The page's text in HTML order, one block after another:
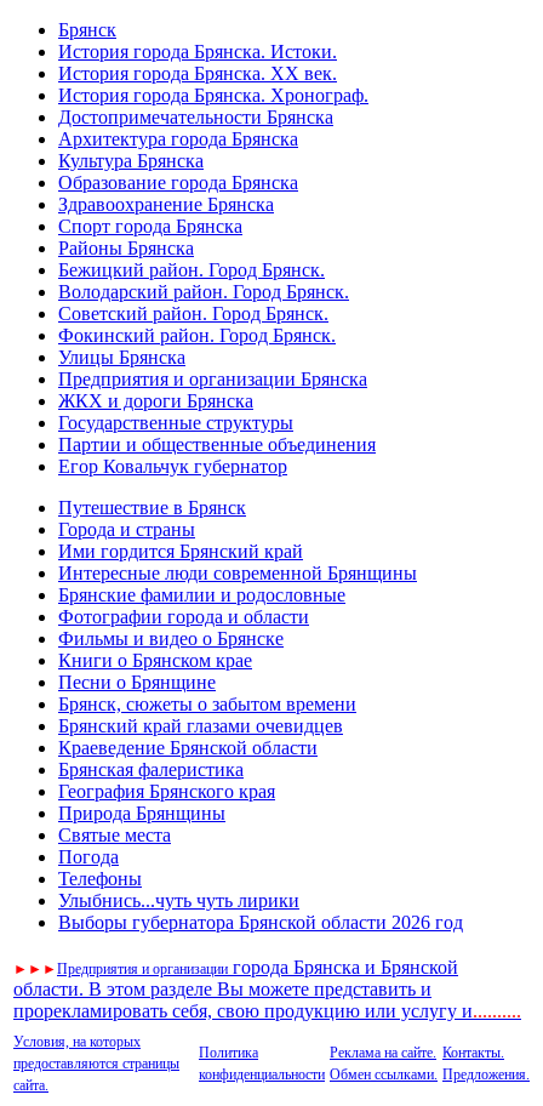
Брянск
История города Брянска. Истоки.
История города Брянска. XX век.
История города Брянска. Хронограф.
Достопримечательности Брянска
Архитектура города Брянска
Культура Брянска
Образование города Брянска
Здравоохранение Брянска
Спорт города Брянска
Районы Брянска
Бежицкий район. Город Брянск.
Володарский район. Город Брянск.
Советский район. Город Брянск.
Фокинский район. Город Брянск.
Улицы Брянска
Предприятия и организации Брянска
ЖКХ и дороги Брянска
Государственные структуры
Партии и общественные объединения
Егор Ковальчук губернатор
Путешествие в Брянск
Города и страны
Ими гордится Брянский край
Интересные люди современной Брянщины
Брянские фамилии и родословные
Фотографии города и области
Фильмы и видео о Брянске
Книги о Брянском крае
Песни о Брянщине
Брянск, сюжеты о забытом времени
Брянский край глазами очевидцев
Краеведение Брянской области
Брянская фалеристика
География Брянского края
Природа Брянщины
Святые места
Погода
Телефоны
Улыбнись...чуть чуть лирики
Выборы губернатора Брянской области 2026 год
► ► ►Предприятия и организации города Брянска и Брянской
области. В этом разделе Вы можете представить и
прорекламировать себя, свою продукцию или услугу и..........
Условия, на которых
предоставляются страницы
сайта.
Политика
конфиденциальности
Реклама на сайте.
Обмен ссылками.
Контакты.
Предложения.